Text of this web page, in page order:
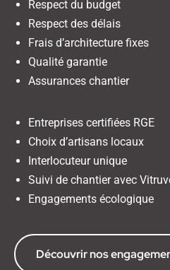
Respect du budget
Respect des délais
Frais d’architecture fixes
Qualité garantie
Assurances chantier
Entreprises certifiées RGE
Choix d’artisans locaux
Interlocuteur unique
Suivi de chantier avec
Engagements écologique
Découvrir nos